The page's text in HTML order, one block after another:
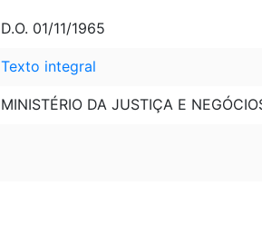
D.O. 01/11/1965
Texto integral
MINISTÉRIO DA JUSTIÇA E